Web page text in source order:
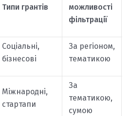
Типи грантів
можливості
фільтрації
Соціальні,
бізнесові
За регіоном,
тематикою
Міжнародні,
стартапи
За
тематикою,
сумою